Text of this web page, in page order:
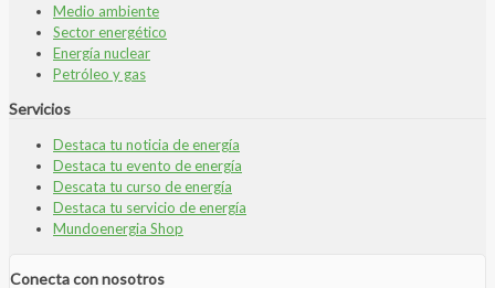
Medio ambiente
Sector energético
Energía nuclear
Petróleo y gas
Servicios
Destaca tu noticia de energía
Destaca tu evento de energía
Descata tu curso de energía
Destaca tu servicio de energía
Mundoenergia Shop
Conecta con nosotros